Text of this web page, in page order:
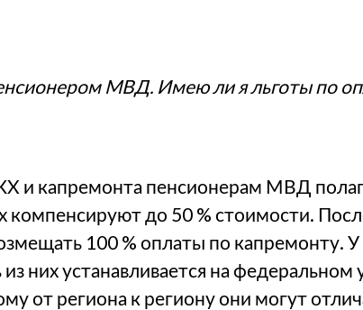
МВД. Имею ли я льготы по
и капремонта пенсионерам МВД
компенсируют до 50 % стоимости.
100 % оплаты по капремонту.
них устанавливается на федеральном
от региона к региону они могут